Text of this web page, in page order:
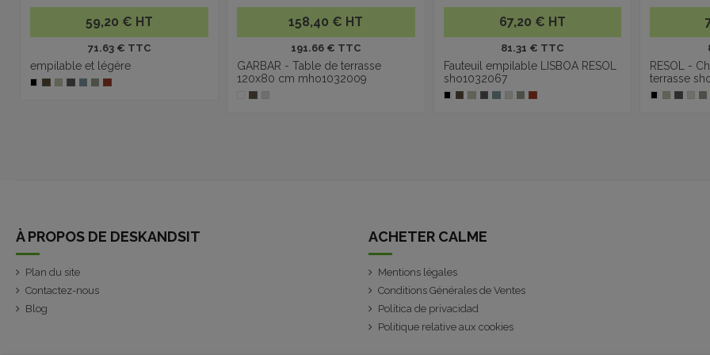
59,20 € HT
71.63 € TTC
empilable et légère
158,40 € HT
191.66 € TTC
GARBAR - Table de terrasse
120x80 cm mho1032009
67,20 € HT
81.31 € TTC
Fauteuil empilable LISBOA RESOL
sho1032067
RESOL -
terrasse
À PROPOS DE DESKANDSIT
Plan du site
Contactez-nous
Blog
ACHETER CALME
Mentions légales
Conditions Générales de Ventes
Política de privacidad
Politique relative aux cookies